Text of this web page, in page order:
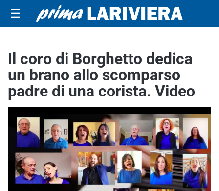
☰
Il coro di Borghetto dedica
un brano allo scomparso
padre di una corista. Video